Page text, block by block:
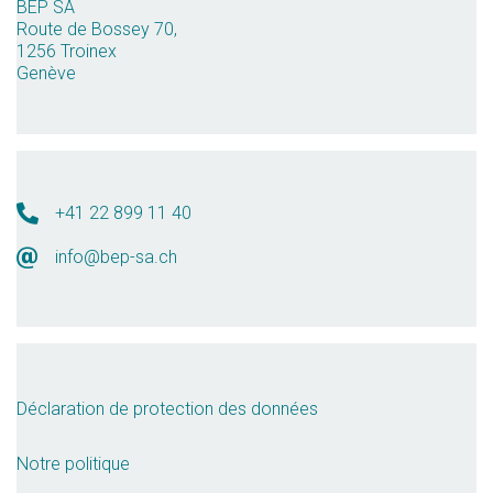
BEP SA
Route de Bossey 70,
1256 Troinex
Genève
+41 22 899 11 40
info@bep-sa.ch
Déclaration de protection des données
Notre politique